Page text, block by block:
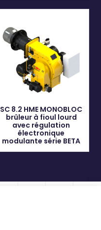
SC 8.2 HME MONOBLOC
brûleur à fioul lourd
avec régulation
électronique
modulante série BETA